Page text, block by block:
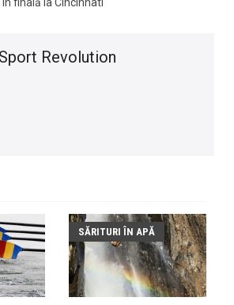
Sport Revolution
SĂRITURI ÎN APĂ